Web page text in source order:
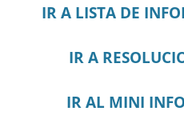
IR A LISTA DE
IR A
IR AL MINI